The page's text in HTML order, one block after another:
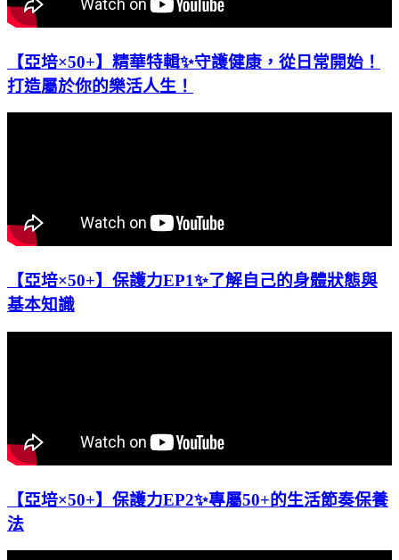
【亞培×50+】精華特輯✨守護健康，從日常開始！
打造屬於你的樂活人生！
【亞培×50+】保護力EP1✨了解自己的身體狀態與
基本知識
【亞培×50+】保護力EP2✨專屬50+的生活節奏保養
法